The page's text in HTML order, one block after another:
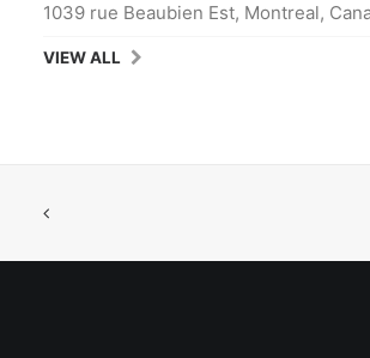
1039 rue Beaubien Est, Montreal,
VIEW ALL